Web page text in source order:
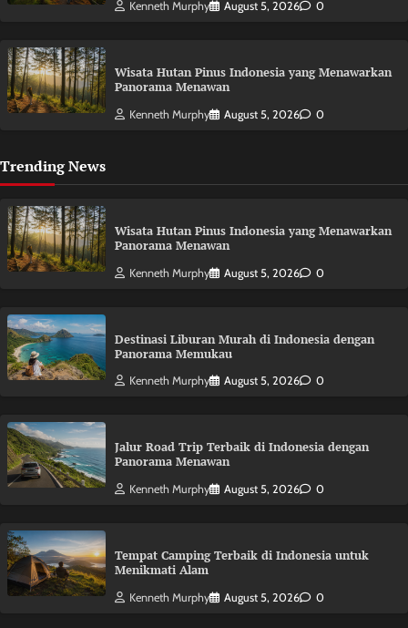
Kenneth Murphy August 5, 2026 0
Wisata Hutan Pinus Indonesia yang Menawarkan
Panorama Menawan
Kenneth Murphy August 5, 2026 0
Trending News
Wisata Hutan Pinus Indonesia yang Menawarkan
Panorama Menawan
Kenneth Murphy August 5, 2026 0
Destinasi Liburan Murah di Indonesia dengan
Panorama Memukau
Kenneth Murphy August 5, 2026 0
Jalur Road Trip Terbaik di Indonesia dengan
Panorama Menawan
Kenneth Murphy August 5, 2026 0
Tempat Camping Terbaik di Indonesia untuk
Menikmati Alam
Kenneth Murphy August 5, 2026 0